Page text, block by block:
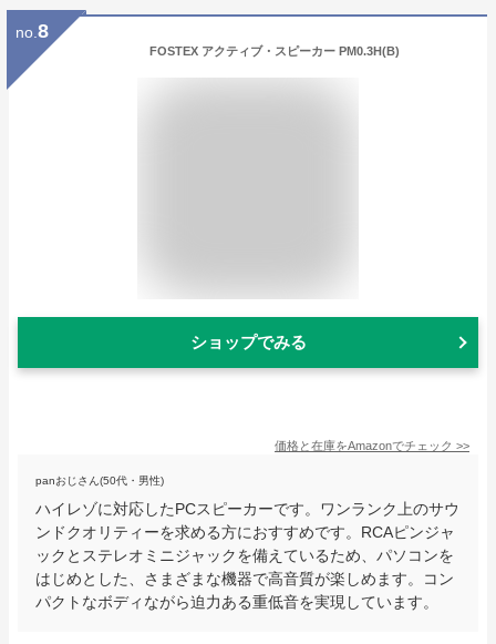
no. 8
FOSTEX アクティブ・スピーカー PM0.3H(B)
ショップでみる
価格と在庫をAmazonでチェック >>
panおじさん(50代・男性)
ハイレゾに対応したPCスピーカーです。ワンランク上のサウ
ンドクオリティーを求める方におすすめです。RCAピンジャ
ックとステレオミニジャックを備えているため、パソコンを
はじめとした、さまざまな機器で高音質が楽しめます。コン
パクトなボディながら迫力ある重低音を実現しています。